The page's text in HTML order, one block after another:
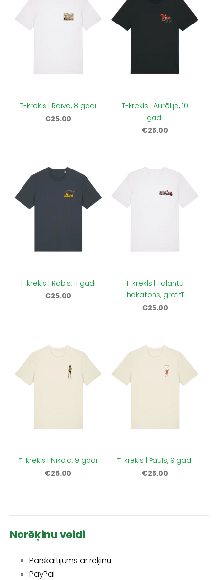
Norēķinu veidi
Pārskaitījums ar rēķinu
PayPal
T-krekls | Raivo, 8 gadi
€25.00
T-krekls | Aurēlija, 10
gadi
€25.00
T-krekls | Robis, 11 gadi
€25.00
T-krekls | Talantu
hakatons, grafitī
€25.00
T-krekls | Nikola, 9 gadi
€25.00
T-krekls | Pauls, 9 gadi
€25.00